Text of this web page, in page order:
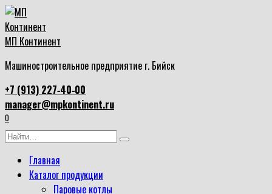
Перейти
к
содержанию
МП Континент
Машиностроительное предприятие г. Бийск
+7 (913) 227‑40‑00
manager@mpkontinent.ru
0
Search
Главная
Каталог продукции
Паровые котлы